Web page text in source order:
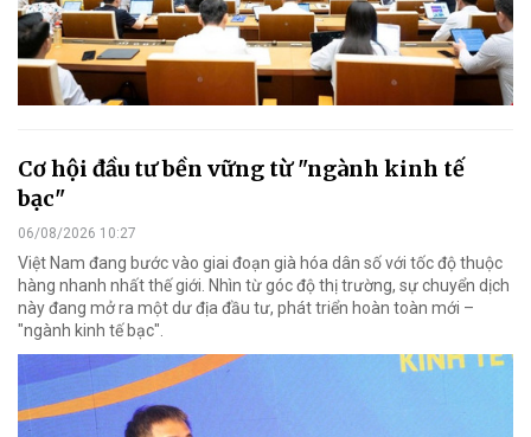
Cơ hội đầu tư bền vững từ "ngành kinh tế
bạc"
06/08/2026 10:27
Việt Nam đang bước vào giai đoạn già hóa dân số với tốc độ thuộc
hàng nhanh nhất thế giới. Nhìn từ góc độ thị trường, sự chuyển dịch
này đang mở ra một dư địa đầu tư, phát triển hoàn toàn mới –
"ngành kinh tế bạc".